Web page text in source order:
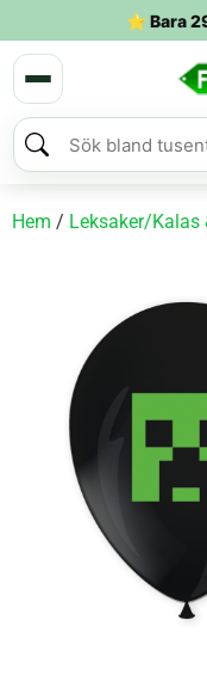
⭐ Bara
Hem / Leksaker/Kalas